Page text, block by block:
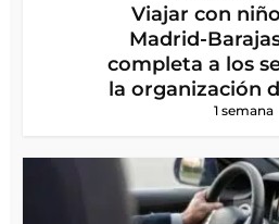
Viajar con
Madrid-
completa a los
la organización
1 semana